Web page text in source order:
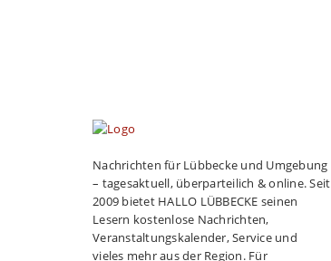
Nachrichten für Lübbecke und Umgebung
– tagesaktuell, überparteilich & online. Seit
2009 bietet HALLO LÜBBECKE seinen
Lesern kostenlose Nachrichten,
Veranstaltungskalender, Service und
vieles mehr aus der Region. Für